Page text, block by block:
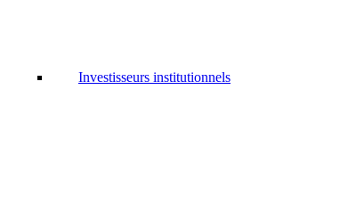
Investisseurs institutionnels